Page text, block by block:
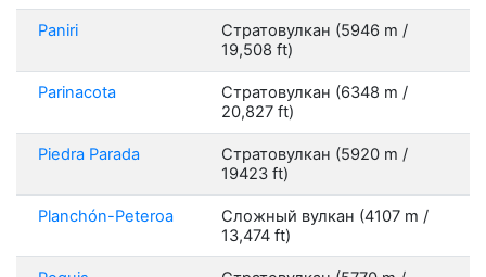
Paniri
Стратовулкан (5946 m /
19,508 ft)
Parinacota
Стратовулкан (6348 m /
20,827 ft)
Piedra Parada
Стратовулкан (5920 m /
19423 ft)
Planchón-Peteroa
Сложный вулкан (4107 m /
13,474 ft)